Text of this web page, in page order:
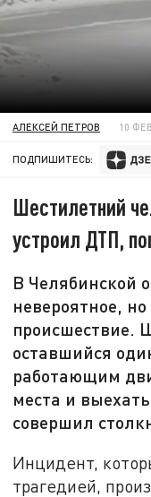
АЛЕКСЕЙ ПЕТРОВ 10
ПОДПИШИТЕСЬ:
Шестилетний
устроил ДТП,
В Челябинской
невероятное,
происшествие.
оставшийся
работающим
места и
совершил
Инцидент,
трагедией,